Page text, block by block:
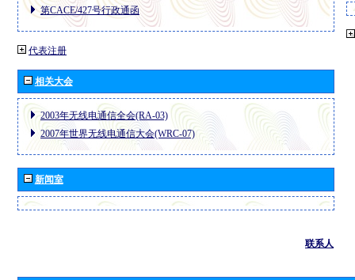
第CACE/427号行政通函
代表注册
相关大会
2003年无线电通信全会(RA-03)
2007年世界无线电通信大会(WRC-07)
新闻室
联系人